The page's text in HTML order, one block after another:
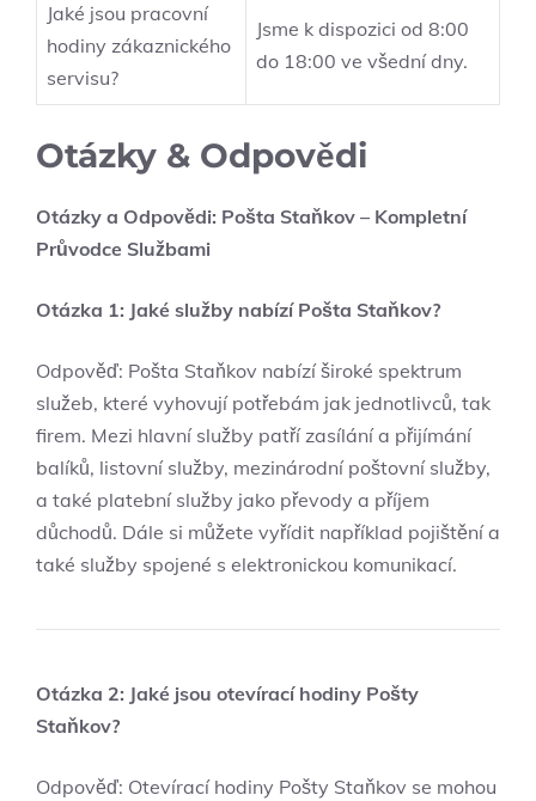
Jaké jsou pracovní
hodiny zákaznického
servisu?
Jsme k dispozici od 8:00
do 18:00 ve všední dny.
Otázky & Odpovědi
Otázky a Odpovědi: Pošta Staňkov – Kompletní
Průvodce Službami
Otázka 1: Jaké služby nabízí Pošta Staňkov?
Odpověď: Pošta Staňkov nabízí široké spektrum
služeb, které vyhovují potřebám jak jednotlivců, tak
firem. Mezi hlavní služby patří zasílání a přijímání
balíků, listovní služby, mezinárodní poštovní služby,
a také platební služby jako převody a příjem
důchodů. Dále si můžete vyřídit například pojištění a
také služby spojené s elektronickou komunikací.
Otázka 2: Jaké jsou otevírací hodiny Pošty
Staňkov?
Odpověď: Otevírací hodiny Pošty Staňkov se mohou